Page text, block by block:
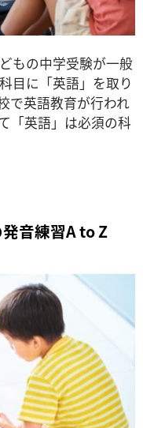
もの中学受験が一般
目に「英語」を取り
で英語教育が行われ
「英語」は必須の科
音練習A to Z